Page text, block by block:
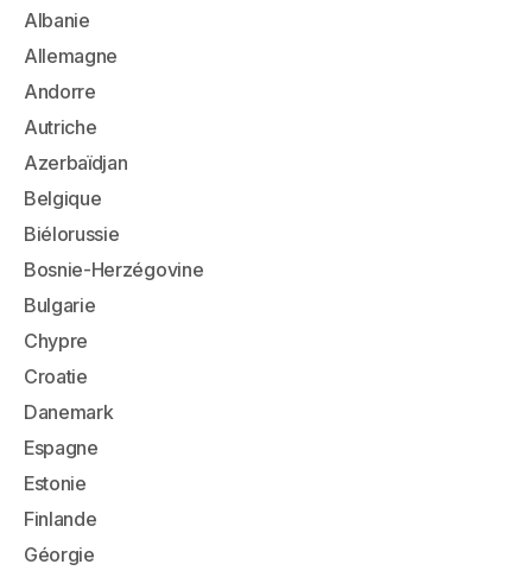
Albanie
Allemagne
Andorre
Autriche
Azerbaïdjan
Belgique
Biélorussie
Bosnie-Herzégovine
Bulgarie
Chypre
Croatie
Danemark
Espagne
Estonie
Finlande
Géorgie